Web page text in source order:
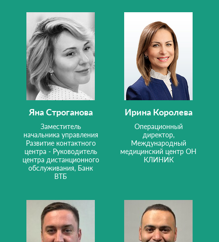
Яна Строганова
Заместитель
начальника управления
Развитие контактного
центра - Руководитель
центра дистанционного
обслуживания, Банк
ВТБ
Ирина Королева
Операционный
директор,
Международный
медицинский центр ОН
КЛИНИК